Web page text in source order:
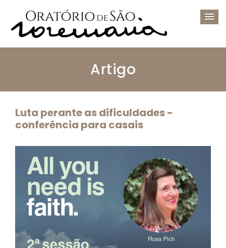
Artigo
Luta perante as dificuldades -
conferência para casais